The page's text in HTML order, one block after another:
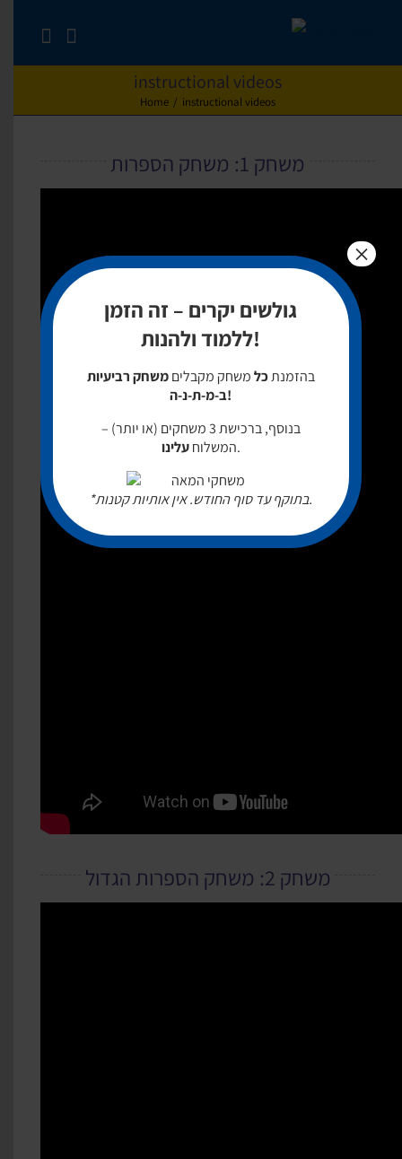
instructional videos
Home / instructional videos
משחק 1: משחק הספרות
משחק 2: משחק הספרות הגדול
גולשים יקרים – זה הזמן
ללמוד ולהנות!
בהזמנתכלמשחק מקבליםמשחק רביעיות
ב-מ-ת-נ-ה!
בנוסף, ברכישת 3 משחקים (או יותר) –
המשלוחעלינו .
*בתוקף עד סוף החודש. אין אותיות קטנות.
×